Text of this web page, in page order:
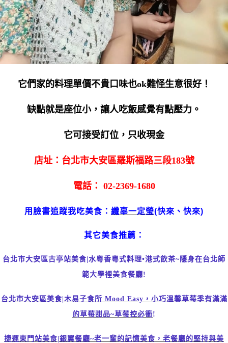
它們家的料理單價不貴口味也ok難怪生意很好！
缺點就是座位小，讓人吃飯感覺有點壓力。
它可接受訂位，只收現金
店址：台北市大安區羅斯福路三段183號
電話： 02-2369-1680
用臉書追蹤我吃美食： 纖辜一定瑩(快來、快來)
其它美食推薦：
台北市大安區古亭站美食|水粵香粵式料理•港式飲茶~隱身在台北師
範大學裡美食餐廳!
台北市大安區美食|木易子食所 Mood Easy，小巧溫馨草莓季有滿滿
的草莓甜品~草莓控必衝!
捷運東門站美食|銀翼餐廳~老一輩的記憶美食，老餐廳的堅持與美